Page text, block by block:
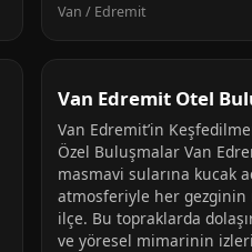
Van / Edremit
Van Edremit Otel
Van Edremit’in
Özel Buluşmalar Van
masmavi sularına kucak
atmosferiyle her
ilçe. Bu topraklarda
ve yöresel mimarinin